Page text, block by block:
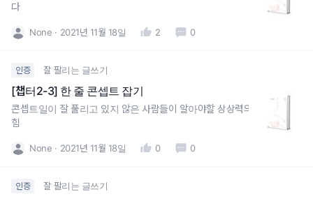
다
None 2021년 11월 18일 2 0
인증 잘 팔리는 글쓰기
[챕터2-3] 한 줄 콘셉트 잡기
콘셉트일이 잘 풀리고 있지 않은 사람들이 알아야할 상상력의
힘
None 2021년 11월 18일 0 0
인증 잘 팔리는 글쓰기